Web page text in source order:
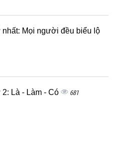
nhất: Mọi người đều biểu lộ
Là - Làm - Có 681